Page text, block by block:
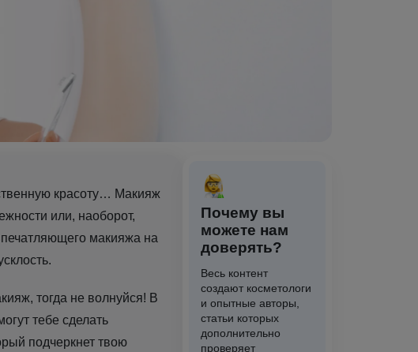
красоту… Макияж
или, наоборот,
макияжа на
тогда не волнуйся! В
тебе сделать
подчеркнет твою
Почему вы
можете нам
доверять?
Весь контент
создают косметологи
и опытные авторы,
статьи которых
дополнительно
проверяет